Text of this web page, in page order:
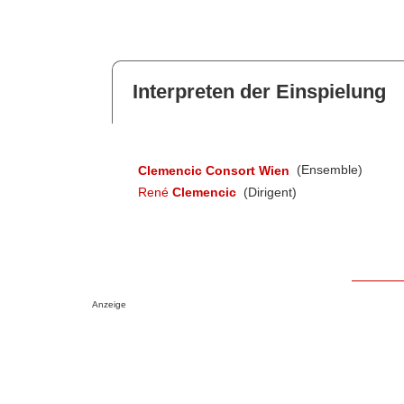
Interpreten der Einspielung
Clemencic Consort Wien
(Ensemble)
René Clemencic (Dirigent)
Anzeige